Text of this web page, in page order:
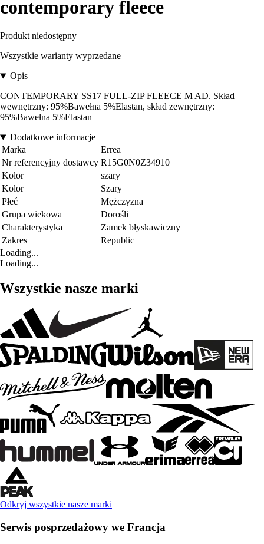
contemporary fleece
Produkt niedostępny
Wszystkie warianty wyprzedane
Opis
CONTEMPORARY SS17 FULL-ZIP FLEECE M AD. Skład
wewnętrzny: 95%Bawełna 5%Elastan, skład zewnętrzny:
95%Bawełna 5%Elastan
Dodatkowe informacje
Marka
Errea
Nr referencyjny dostawcy R15G0N0Z34910
Kolor
szary
Kolor
Szary
Płeć
Mężczyzna
Grupa wiekowa
Dorośli
Charakterystyka
Zamek błyskawiczny
Zakres
Republic
Loading...
Loading...
Wszystkie nasze marki
Odkryj wszystkie nasze marki
Serwis posprzedażowy we Francja